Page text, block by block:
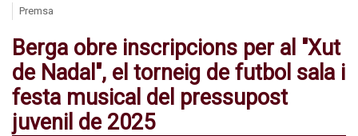
Premsa
Berga obre inscripcions per al "Xut
de Nadal", el torneig de futbol sala i
festa musical del pressupost
juvenil de 2025